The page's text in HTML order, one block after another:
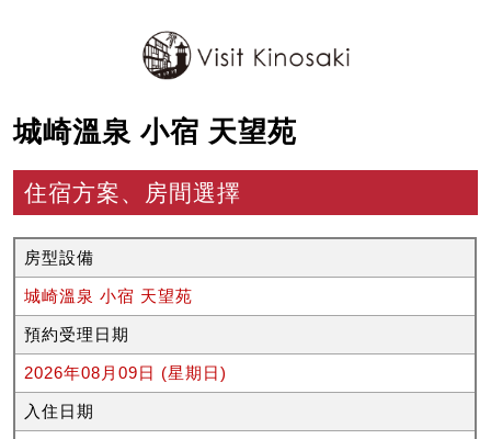
城崎溫泉 小宿 天望苑
住宿方案、房間選擇
房型設備
城崎溫泉 小宿 天望苑
預約受理日期
2026年08月09日 (星期日)
入住日期